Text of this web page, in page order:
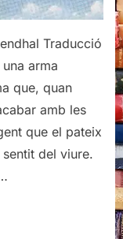
Traducció
arma
que, quan
amb les
que el pateix
del viure.